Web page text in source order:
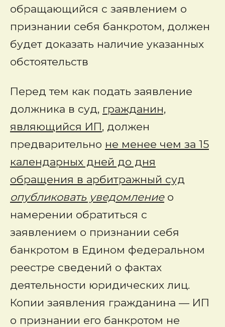
обращающийся с заявлением о
признании себя банкротом, должен
будет доказать наличие указанных
обстоятельств
Перед тем как подать заявление
должника в суд, гражданин,
являющийся ИП, должен
предварительно не менее чем за 15
календарных дней до дня
обращения в арбитражный суд
опубликовать уведомлениео
намерении обратиться с
заявлением о признании себя
банкротом в Едином федеральном
реестре сведений о фактах
деятельности юридических лиц.
Копии заявления гражданина — ИП
о признании его банкротом не